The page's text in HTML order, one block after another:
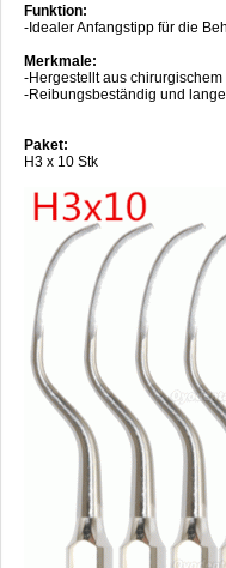
Funktion:
-Idealer Anfangstipp für die
Merkmale:
-Hergestellt aus chirurgischem
-Reibungsbeständig und
Paket:
H3 x 10 Stk